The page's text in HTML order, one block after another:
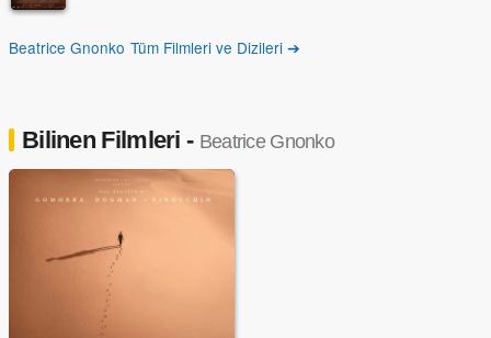
Beatrice Gnonko Tüm Filmleri ve Dizileri ➔
Bilinen Filmleri - Beatrice Gnonko